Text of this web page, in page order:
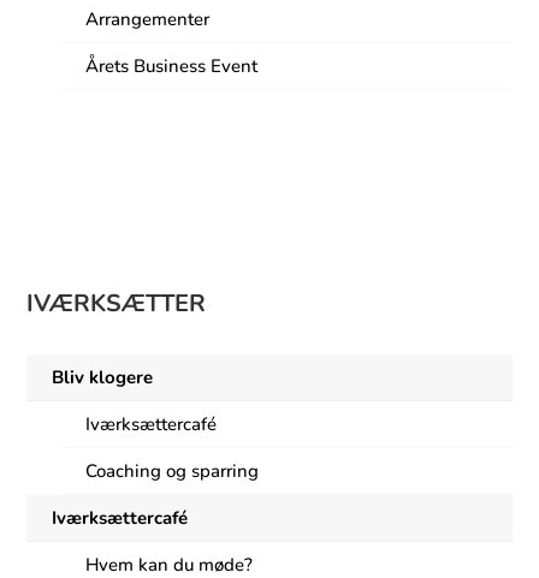
Arrangementer
Årets Business Event
IVÆRKSÆTTER
Bliv klogere
Iværksættercafé
Coaching og sparring
Iværksættercafé
Hvem kan du møde?